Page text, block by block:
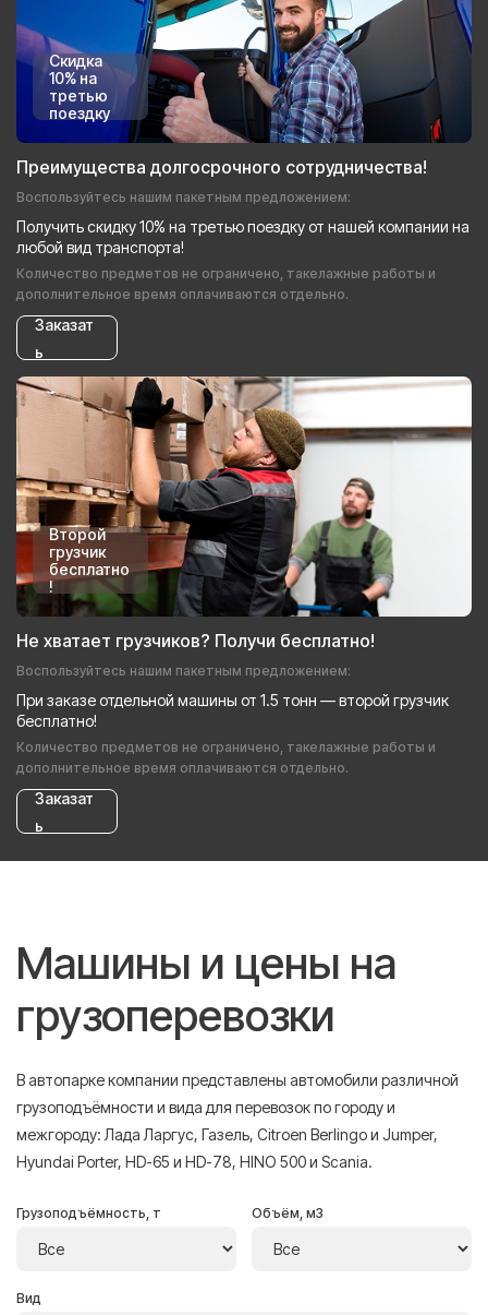
Скидка
10% на
третью
поездку
Преимущества долгосрочного сотрудничества!
Воспользуйтесь нашим пакетным предложением:
Получить скидку 10% на третью поездку от нашей компании на
любой вид транспорта!
Количество предметов не ограничено, такелажные работы и
дополнительное время оплачиваются отдельно.
Заказат
ь
Второй
грузчик
бесплатно
!
Не хватает грузчиков? Получи бесплатно!
Воспользуйтесь нашим пакетным предложением:
При заказе отдельной машины от 1.5 тонн — второй грузчик
бесплатно!
Количество предметов не ограничено, такелажные работы и
дополнительное время оплачиваются отдельно.
Заказат
ь
Машины и цены на
грузоперевозки
В автопарке компании представлены автомобили различной
грузоподъёмности и вида для перевозок по городу и
межгороду: Лада Ларгус, Газель, Citroen Berlingo и Jumper,
Hyundai Porter, HD-65 и HD-78, HINO 500 и Scania.
Грузоподъёмность, т Объём, м3
Вид